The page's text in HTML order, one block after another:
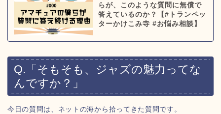
らが、このような質問に無償で
答えているのか？【#トランペッ
ターかけこみ寺 #お悩み相談】
Q.「そもそも、ジャズの魅力ってな
んですか？」
今日の質問は、ネットの海から拾ってきた質問です。